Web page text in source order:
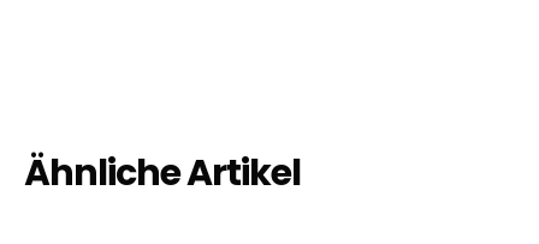
Ähnliche Artikel